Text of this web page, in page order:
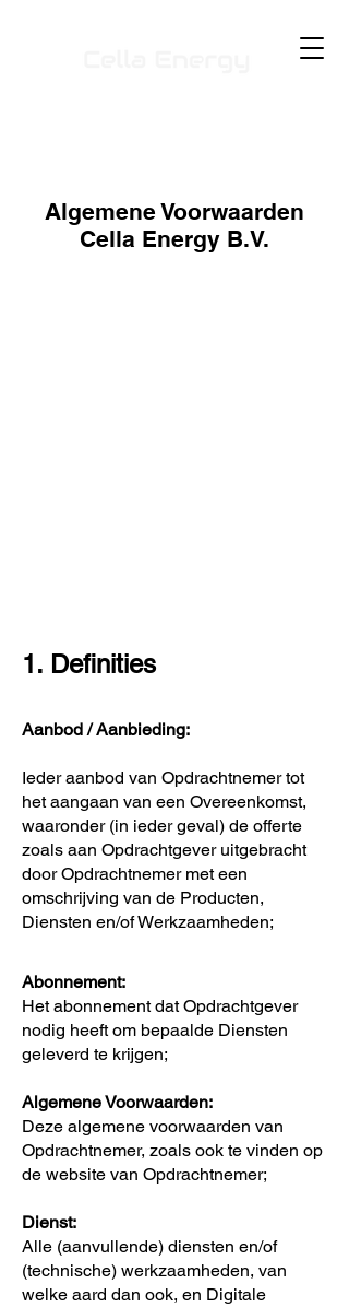
Algemene Voorwaarden
Cella Energy B.V.
1. Definities
Aanbod / Aanbieding:
Ieder aanbod van Opdrachtnemer tot
het aangaan van een Overeenkomst,
waaronder (in ieder geval) de offerte
zoals aan Opdrachtgever uitgebracht
door Opdrachtnemer met een
omschrijving van de Producten,
Diensten en/of Werkzaamheden;
Abonnement:
Het abonnement dat Opdrachtgever
nodig heeft om bepaalde Diensten
geleverd te krijgen;
Algemene Voorwaarden:
Deze algemene voorwaarden van
Opdrachtnemer, zoals ook te vinden op
de website van Opdrachtnemer;
Dienst:
Alle (aanvullende) diensten en/of
(technische) werkzaamheden, van
welke aard dan ook, en Digitale